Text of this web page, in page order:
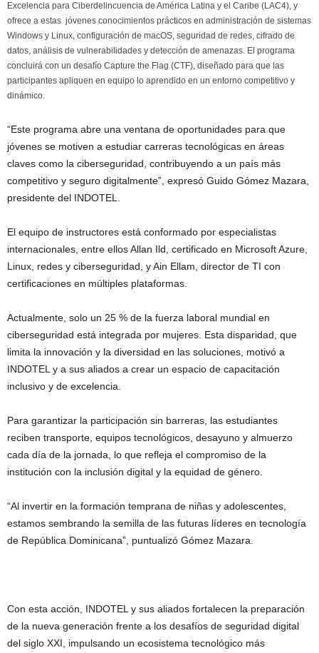
Excelencia para Ciberdelincuencia de América Latina y el Caribe (LAC4), y
ofrece a estas jóvenes conocimientos prácticos en administración de sistemas
Windows y Linux, configuración de macOS, seguridad de redes, cifrado de
datos, análisis de vulnerabilidades y detección de amenazas. El programa
concluirá con un desafío Capture the Flag (CTF), diseñado para que las
participantes apliquen en equipo lo aprendido en un entorno competitivo y
dinámico.
“Este programa abre una ventana de oportunidades para que
jóvenes se motiven a estudiar carreras tecnológicas en áreas
claves como la ciberseguridad, contribuyendo a un país más
competitivo y seguro digitalmente”, expresó Guido Gómez Mazara,
presidente del INDOTEL.
El equipo de instructores está conformado por especialistas
internacionales, entre ellos Allan Ild, certificado en Microsoft Azure,
Linux, redes y ciberseguridad, y Ain Ellam, director de TI con
certificaciones en múltiples plataformas.
Actualmente, solo un 25 % de la fuerza laboral mundial en
ciberseguridad está integrada por mujeres. Esta disparidad, que
limita la innovación y la diversidad en las soluciones, motivó a
INDOTEL y a sus aliados a crear un espacio de capacitación
inclusivo y de excelencia.
Para garantizar la participación sin barreras, las estudiantes
reciben transporte, equipos tecnológicos, desayuno y almuerzo
cada día de la jornada, lo que refleja el compromiso de la
institución con la inclusión digital y la equidad de género.
“Al invertir en la formación temprana de niñas y adolescentes,
estamos sembrando la semilla de las futuras líderes en tecnología
de República Dominicana”, puntualizó Gómez Mazara.
Con esta acción, INDOTEL y sus aliados fortalecen la preparación
de la nueva generación frente a los desafíos de seguridad digital
del siglo XXI, impulsando un ecosistema tecnológico más